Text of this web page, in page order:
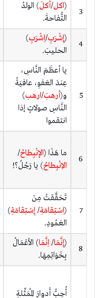
3
(اكل/أكلَ) الولدُ
التُّفاحةَ.
4
(إِشْرَبِ/اِشْرَبِ)
الحليبَ.
5
يا أعظَمَ النَّاسِ،
عِندَ العَفوِ، عافيَةً
و(أرهبَ/ارهب)
النَّاسِ صولاتٍ إذا
انتقموا
6
ما هَذَا (الإنْبِطاحُ/
الاِنْبِطاحُ) يا رَجُلُ؟!
7
تَحَقَّقتُ مِنَ
(اِسْتِقامَةِ/ إِسْتِقامَةِ)
العَمُودِ.
8
(إِنَّمَا/ اِنَّمَا) الأعْمَالُ
بِخَوَاتِمِهَا.
أُحِبُّ أَدوارَ المُمَثِّلةِ